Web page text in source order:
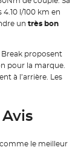
l/100 km en
un très bon
Break proposent
pour la marque.
à l’arrière. Les
comme le meilleur